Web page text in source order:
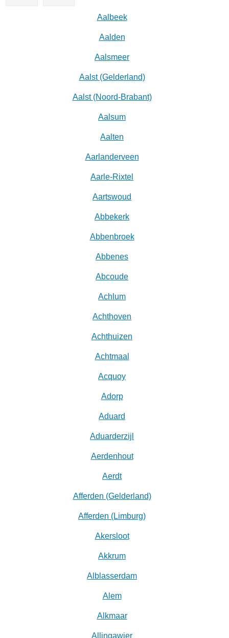
Aalbeek
Aalden
Aalsmeer
Aalst (Gelderland)
Aalst (Noord-Brabant)
Aalsum
Aalten
Aarlanderveen
Aarle-Rixtel
Aartswoud
Abbekerk
Abbenbroek
Abbenes
Abcoude
Achlum
Achthoven
Achthuizen
Achtmaal
Acquoy
Adorp
Aduard
Aduarderzijl
Aerdenhout
Aerdt
Afferden (Gelderland)
Afferden (Limburg)
Akersloot
Akkrum
Alblasserdam
Alem
Alkmaar
Allingawier